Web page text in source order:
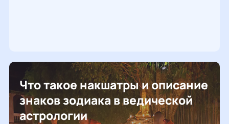
Что такое накшатры и описание
знаков зодиака в ведической
астрологии